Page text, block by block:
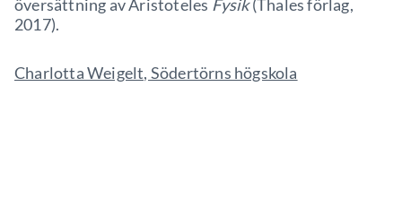
översättning av Aristoteles Fysik(Thales förlag,
2017).
Charlotta Weigelt, Södertörns högskola